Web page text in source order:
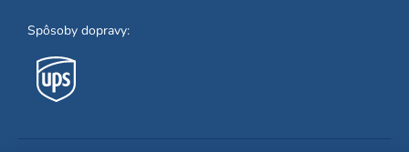
Spôsoby dopravy: